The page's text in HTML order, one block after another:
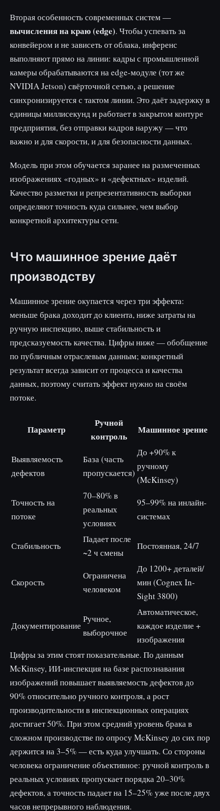
Вторая особенность современных систем —
вычисления на краю (edge). Чтобы успевать за
конвейером и не зависеть от облака, инференс
выполняют прямо на линии: кадры с промышленной
камеры обрабатываются на edge-модуле (тот же
NVIDIA Jetson) свёрточной сетью, а решение
синхронизируется с тактом линии. Это даёт задержку в
единицы миллисекунд и работает в закрытом контуре
предприятия, без отправки кадров наружу — что
важно и для скорости, и для безопасности данных.
Модель при этом обучается заранее на размеченных
изображениях «годных» и «дефектных» изделий.
Качество разметки и репрезентативность выборки
определяют точность куда сильнее, чем выбор
конкретной архитектуры сети.
Что машинное зрение даёт
производству
Машинное зрение окупается через три эффекта:
меньше брака доходит до клиента, ниже затраты на
ручную инспекцию, выше стабильность и
предсказуемость качества. Цифры ниже — обобщение
по публичным отраслевым данным; конкретный
результат всегда зависит от процесса и качества
данных, поэтому считать эффект нужно на своём
потоке.
Параметр
Ручной
контроль
Машинное зрение
Выявляемость
дефектов
База (часть
пропускается)
До +90% к
ручному
(McKinsey)
Точность на
потоке
70–80% в
реальных
условиях
95–99% на инлайн-
системах
Стабильность
Падает после
~2 ч смены
Постоянная, 24/7
Скорость
Ограничена
человеком
До 1200+ деталей/
мин (Cognex In-
Sight 3800)
Документирование
Ручное,
выборочное
Автоматическое,
каждое изделие +
изображения
Цифры за этим стоят показательные. По данным
McKinsey, ИИ-инспекция на базе распознавания
изображений повышает выявляемость дефектов до
90% относительно ручного контроля, а рост
производительности в инспекционных операциях
достигает 50%. При этом средний уровень брака в
сложном производстве по опросу McKinsey до сих пор
держится на 3–5% — есть куда улучшать. Со стороны
человека ограничение объективное: ручной контроль в
реальных условиях пропускает порядка 20–30%
дефектов, а точность падает на 15–25% уже после двух
часов непрерывного наблюдения.